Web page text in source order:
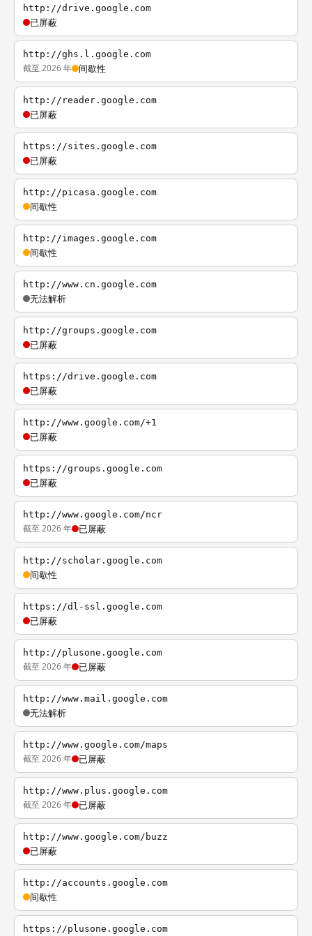
http://drive.google.com
已屏蔽
http://ghs.l.google.com
截至 2026 年 间歇性
http://reader.google.com
已屏蔽
https://sites.google.com
已屏蔽
http://picasa.google.com
间歇性
http://images.google.com
间歇性
http://www.cn.google.com
无法解析
http://groups.google.com
已屏蔽
https://drive.google.com
已屏蔽
http://www.google.com/+1
已屏蔽
https://groups.google.com
已屏蔽
http://www.google.com/ncr
截至 2026 年 已屏蔽
http://scholar.google.com
间歇性
https://dl-ssl.google.com
已屏蔽
http://plusone.google.com
截至 2026 年 已屏蔽
http://www.mail.google.com
无法解析
http://www.google.com/maps
截至 2026 年 已屏蔽
http://www.plus.google.com
截至 2026 年 已屏蔽
http://www.google.com/buzz
已屏蔽
http://accounts.google.com
间歇性
https://plusone.google.com